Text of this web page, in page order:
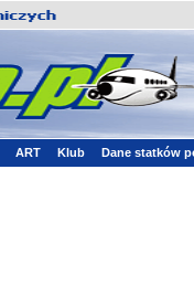
ART Klub Dane statków